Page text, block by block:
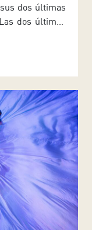
dos últimas
dos últimas
en la Sala de